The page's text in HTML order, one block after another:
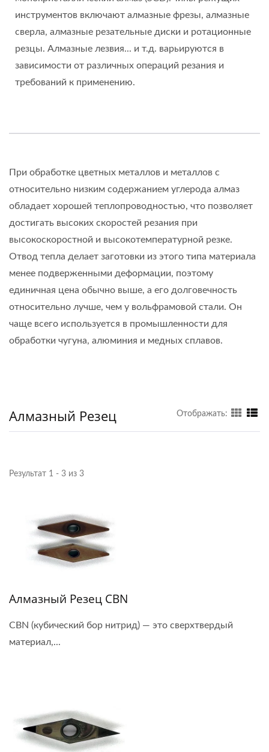
инструментов включают алмазные фрезы, алмазные
сверла, алмазные резательные диски и ротационные
резцы. Алмазные лезвия... и т.д. варьируются в
зависимости от различных операций резания и
требований к применению.
При обработке цветных металлов и металлов с
относительно низким содержанием углерода алмаз
обладает хорошей теплопроводностью, что позволяет
достигать высоких скоростей резания при
высокоскоростной и высокотемпературной резке.
Отвод тепла делает заготовки из этого типа материала
менее подверженными деформации, поэтому
единичная цена обычно выше, а его долговечность
относительно лучше, чем у вольфрамовой стали. Он
чаще всего используется в промышленности для
обработки чугуна, алюминия и медных сплавов.
Алмазный Резец Отображать:
Результат 1 - 3 из 3
Алмазный Резец CBN
CBN (кубический бор нитрид) — это сверхтвердый
материал,...